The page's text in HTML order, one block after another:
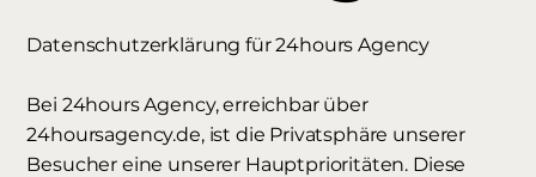
Datenschutzerklärung für 24hours Agency
Bei 24hours Agency, erreichbar über
24hoursagency.de, ist die Privatsphäre unserer
Besucher eine unserer Hauptprioritäten. Diese